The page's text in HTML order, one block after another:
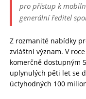
pro přístup k
generální ředitel
Z rozmanité nabídky
zvláštní význam. V
komerčně dostupným
uplynulých pěti let se
úctyhodných 100